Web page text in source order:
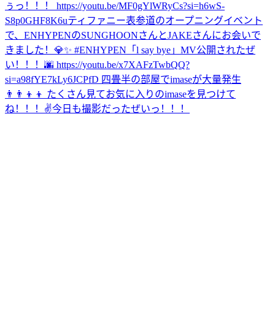
ぅっ！！！ https://youtu.be/MF0gYlWRyCs?si=h6wS-
S8p0GHF8K6uティファニー表参道のオープニングイベント
で、ENHYPENのSUNGHOONさんとJAKEさんにお会いで
きました！💎✨ #ENHYPEN 「l say bye」MV公開されたぜ
い！！！🌆 https://youtu.be/x7XAFzTwbQQ?
si=a98fYE7kLy6JCPfD 四畳半の部屋でimaseが大量発生
👨‍👨‍👦‍👦 たくさん見てお気に入りのimaseを見つけて
ね！！！✌️今日も撮影だったぜいっ！！！